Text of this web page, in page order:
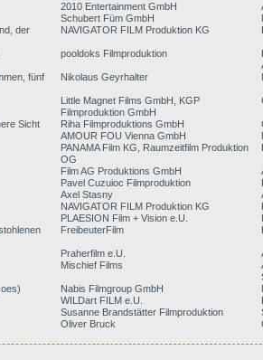
2010 Entertainment GmbH
Schubert Füm GmbH
der
NAVIGATOR FILM Produktion KG
pooldoks Filmproduktion
fünf
Nikolaus Geyrhalter
Little Magnet Films GmbH, KGP
Filmproduktion GmbH
Sicht Riha Filmproduktions GmbH
AMOUR FOU Vienna GmbH
PANAMA Film KG, Raumzeitfilm Produktion
OG
Film AG Produktions GmbH
Pavel Cuzuioc Filmproduktion
Axel Stasny
NAVIGATOR FILM Produktion KG
PLAESION Film + Vision e.U.
FreibeuterFilm
Praherfilm e.U.
Mischief Films
Nabis Filmgroup GmbH
WILDart FILM e.U.
Susanne Brandstätter Filmproduktion
Oliver Bruck